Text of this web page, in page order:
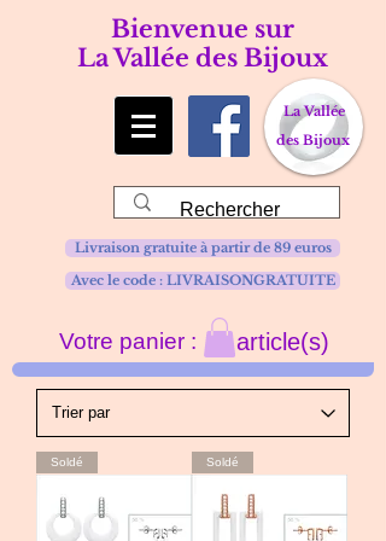
Bienvenue sur
La Vallée des Bijoux
La Vallée
des Bijoux
Avec le code : LIVRAISONGRATUITE
Livraison gratuite à partir de 89 euros
Votre panier : article(s)
Soldé Soldé